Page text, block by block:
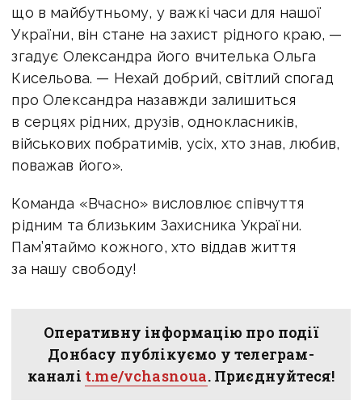
що в майбутньому, у важкі часи для нашої
України, він стане на захист рідного краю, —
згадує Олександра його вчителька Ольга
Кисельова. — Нехай добрий, світлий спогад
про Олександра назавжди залишиться
в серцях рідних, друзів, однокласників,
військових побратимів, усіх, хто знав, любив,
поважав його».
Команда «Вчасно» висловлює співчуття
рідним та близьким Захисника України.
Пам’ятаймо кожного, хто віддав життя
за нашу свободу!
Оперативну інформацію про події
Донбасу публікуємо у телеграм-
каналі t.me/vchasnoua. Приєднуйтеся!